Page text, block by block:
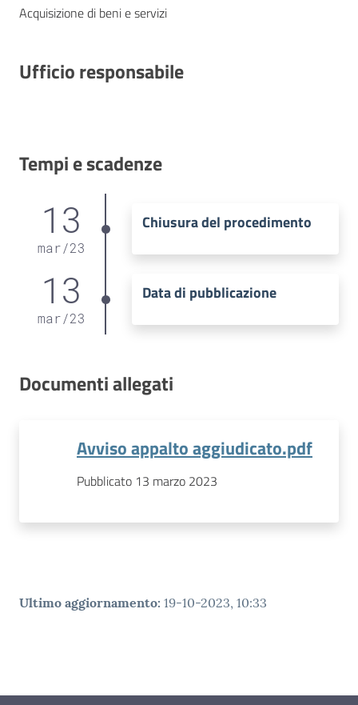
Acquisizione di beni e servizi
Ufficio responsabile
Tempi e scadenze
13
mar/23
Chiusura del procedimento
13
mar/23
Data di pubblicazione
Documenti allegati
Avviso appalto aggiudicato.pdf
Pubblicato 13 marzo 2023
Ultimo aggiornamento: 19-10-2023, 10:33